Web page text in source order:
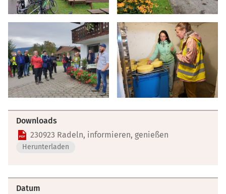
Downloads
230923 Radeln, informieren, genießen
Herunterladen
Datum